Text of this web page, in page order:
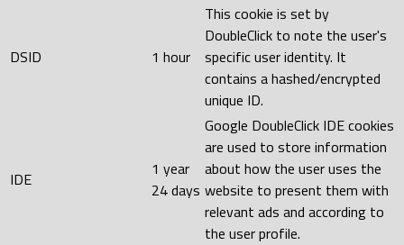
DSID 1 hour
This cookie is set by
DoubleClick to note the user's
specific user identity. It
contains a hashed/encrypted
unique ID.
IDE
1 year
24 days
Google DoubleClick IDE cookies
are used to store information
about how the user uses the
website to present them with
relevant ads and according to
the user profile.